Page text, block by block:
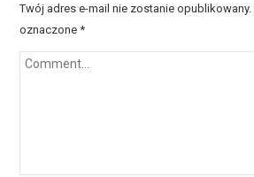
Twój adres e-mail nie zostanie opublikowany.
oznaczone*